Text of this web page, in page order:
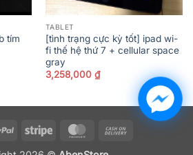
tím
TABLET
[tình trạng cực kỳ tốt] ipad wi-
fi thế hệ thứ 7 + cellular space
gray
3,258,000 ₫
PayPal Stripe MasterCard